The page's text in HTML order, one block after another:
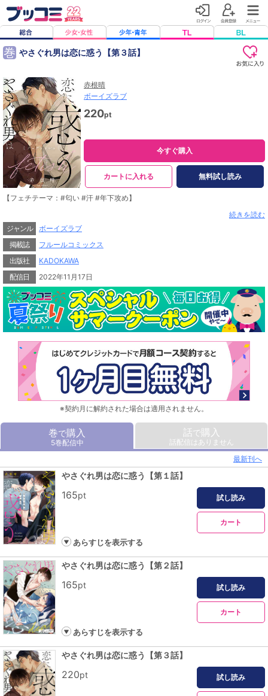
巻 やさぐれ男は恋に惑う【第３話】
赤根晴
ボーイズラブ
220pt
今すぐ購入
カートに入れる 無料試し読み
【フェチテーマ：#匂い #汗 #年下攻め】
アラフォー男子でバーの店長を務める柊志郎の目下の悩みは、元婚約者の弟・陸
久といわゆるカラダの関係になってしまったこと。
ある時、アスリートでもある陸久が練習中に流す清らかな汗の匂いにムラムラし
てしまった柊志郎は己の性癖を反省するが、
陸久もまた、そんな柊志郎に劣情を抱いて…！？
ムッチリボディの年下クン×熟男子なおじさん、匂いフェチに目覚める年の差ラ
ブ！
【本作品は『フェチＨ BLコミックアンソロジー』より、赤根晴「やさぐれ男は恋
に惑う～フェティッシュ～」を収録したものです。重複購入にご注意くださ
い。】
続きを読む
ジャンル
ボーイズラブ
掲載誌
フルールコミックス
出版社
KADOKAWA
配信日
2022年11月17日
※契約月に解約された場合は適用されません。
巻で購入
5巻配信中
話で購入
話配信はありません
最新刊へ
やさぐれ男は恋に惑う【第１話】
165pt 試し読み
カート
あらすじを表示する
やさぐれ男は恋に惑う【第２話】
165pt 試し読み
カート
あらすじを表示する
やさぐれ男は恋に惑う【第３話】
220pt 試し読み